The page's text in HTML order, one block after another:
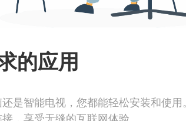
的应用
是智能电视，您都能轻松安装和使用。
，享受无缝的互联网体验。